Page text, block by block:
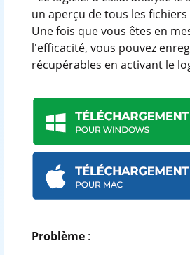
un aperçu de tous les
Une fois que vous êtes en
l'efficacité, vous pouvez
récupérables en activant le
Problème :